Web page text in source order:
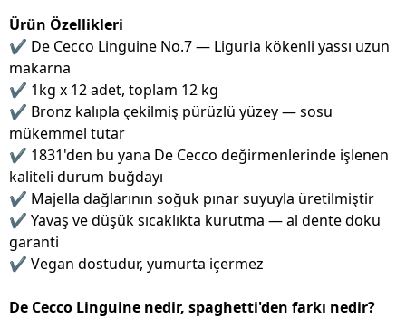
Ürün Özellikleri
✔ De Cecco Linguine No.7 — Liguria kökenli yassı uzun
makarna
✔ 1kg x 12 adet, toplam 12 kg
✔ Bronz kalıpla çekilmiş pürüzlü yüzey — sosu
mükemmel tutar
✔ 1831'den bu yana De Cecco değirmenlerinde işlenen
kaliteli durum buğdayı
✔ Majella dağlarının soğuk pınar suyuyla üretilmiştir
✔ Yavaş ve düşük sıcaklıkta kurutma — al dente doku
garanti
✔ Vegan dostudur, yumurta içermez
De Cecco Linguine nedir, spaghetti'den farkı nedir?